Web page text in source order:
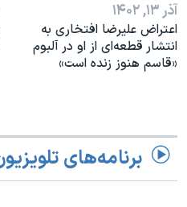
آذر ۱۳, ۱۴۰۲
اعتراض علیرضا افتخاری به
انتشار قطعه‌ای از او در آلبوم
«قاسم هنوز زنده است»
برنامه‌های